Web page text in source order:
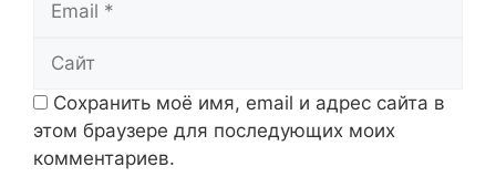
Сохранить моё имя, email и адрес сайта в
этом браузере для последующих моих
комментариев.